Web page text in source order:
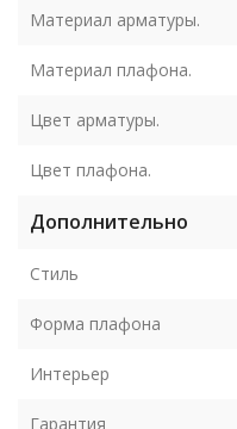
Материал арматуры.
Материал плафона.
Цвет арматуры.
Цвет плафона.
Дополнительно
Стиль
Форма плафона
Интерьер
Гарантия